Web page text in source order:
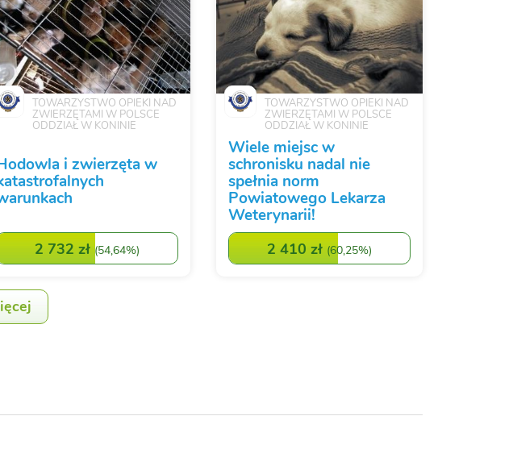
TOWARZYSTWO OPIEKI NAD
ZWIERZĘTAMI W POLSCE
ODDZIAŁ W KONINIE
i zwierzęta w
2 732 zł (54,64%)
TOWARZYSTWO OPIEKI NAD
ZWIERZĘTAMI W POLSCE
ODDZIAŁ W KONINIE
Wiele miejsc w
schronisku nadal nie
spełnia norm
Powiatowego Lekarza
Weterynarii!
2 410 zł (60,25%)